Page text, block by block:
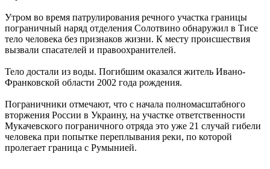
Утром во время патрулирования речного участка границы
пограничный наряд отделения Солотвино обнаружил в Тисе
тело человека без признаков жизни. К месту происшествия
вызвали спасателей и правоохранителей.
Тело достали из воды. Погибшим оказался житель Ивано-
Франковской области 2002 года рождения.
Пограничники отмечают, что с начала полномасштабного
вторжения России в Украину, на участке ответственности
Мукачевского пограничного отряда это уже 21 случай гибели
человека при попытке переплывания реки, по которой
пролегает граница с Румынией.